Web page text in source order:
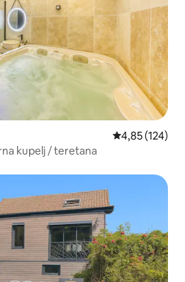
Prosječna
4,85 (124)
kupelj / teretana